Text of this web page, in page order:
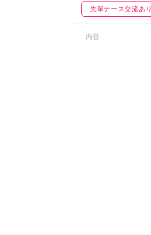
先輩ナース交流あり
内容